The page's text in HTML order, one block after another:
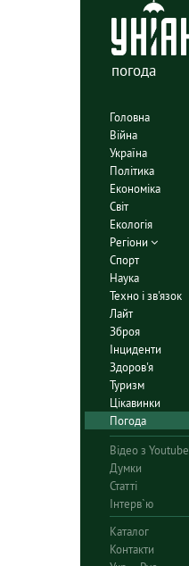
погода
Головна
Війна
Україна
Політика
Економіка
Світ
Екологія
Регіони
Спорт
Наука
Техно і зв'язок
Лайт
Зброя
Інциденти
Здоров'я
Туризм
Цікавинки
Погода
Відео з Youtube
Думки
Статті
Інтерв`ю
Каталог
Контакти